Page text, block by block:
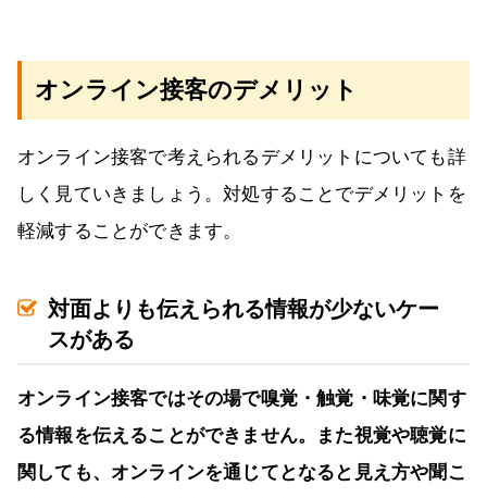
オンライン接客のデメリット
オンライン接客で考えられるデメリットについても詳
しく見ていきましょう。対処することでデメリットを
軽減することができます。
対面よりも伝えられる情報が少ないケー
スがある
オンライン接客ではその場で嗅覚・触覚・味覚に関す
る情報を伝えることができません。また視覚や聴覚に
関しても、オンラインを通じてとなると見え方や聞こ